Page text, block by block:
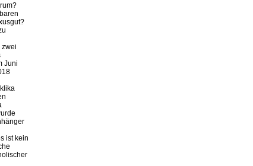
zwei
Juni
ist kein